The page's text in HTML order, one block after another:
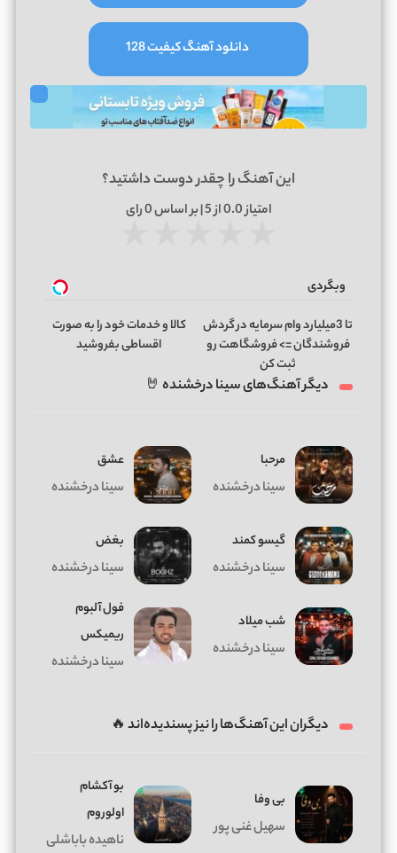
دانلود آهنگ کیفیت 128
این آهنگ را چقدر دوست داشتید؟
امتیاز0.0از 5 | بر اساس 0رای
وبگردی
تا 3میلیارد وام سرمایه در گردش
فروشندگان => فروشگاهت رو
ثبت کن
کالا و خدمات خود را به صورت
اقساطی بفروشید
دیگر آهنگ‌های سینا درخشنده 🤘
مرحبا
سینا درخشنده
عشق
سینا درخشنده
گیسو کمند
سینا درخشنده
بغض
سینا درخشنده
شب میلاد
سینا درخشنده
فول آلبوم
ریمیکس
سینا درخشنده
دیگران این آهنگ‌ها را نیز پسندیده‌اند 🔥
بی وفا
سهیل غنی پور
بو آکشام
اولوروم
ناهیده باباشلی